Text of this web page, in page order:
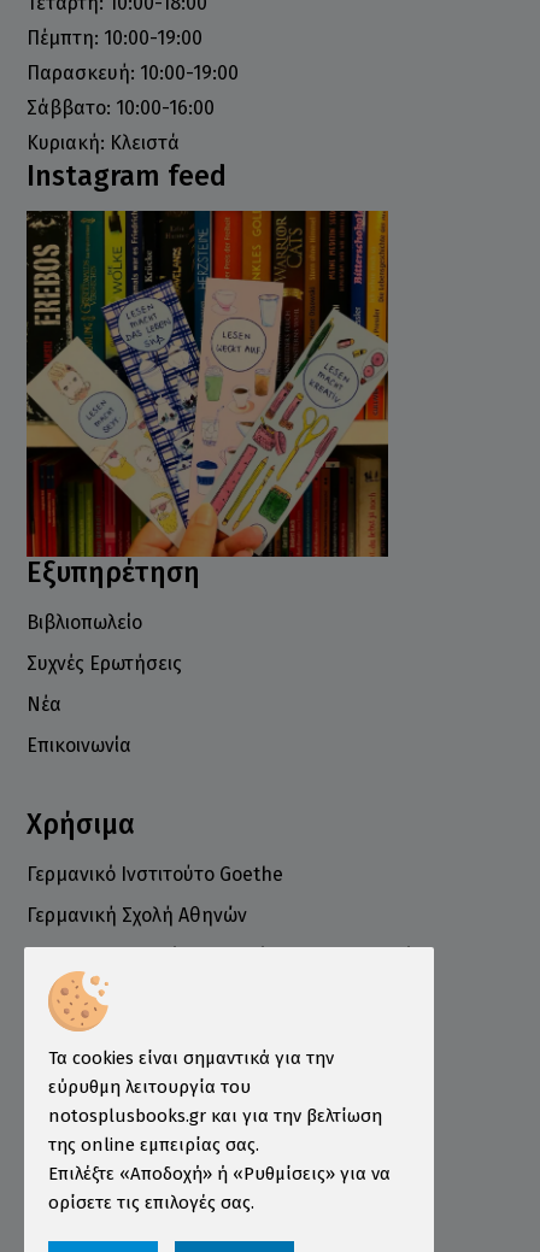
Πέμπτη: 10:00-19:00
Παρασκευή: 10:00-19:00
Σάββατο: 10:00-16:00
Κυριακή: Κλειστά
Instagram feed
Εξυπηρέτηση
Βιβλιοπωλείο
Συχνές Ερωτήσεις
Νέα
Επικοινωνία
Χρήσιμα
Γερμανικό Ινστιτούτο Goethe
Γερμανική Σχολή Αθηνών
Επιμελητήριο
Ινστιτούτο ÖSD Ελλάδας
Πληροφορίες
Τρόποι Παραγγελίας
Τρόποι Πληρωμής
Τρόποι Αποστολής
Τα cookies είναι σημαντικά για την
εύρυθμη λειτουργία του
notosplusbooks.gr και για την βελτίωση
της online εμπειρίας σας.
Επιλέξτε «Αποδοχή» ή «Ρυθμίσεις» για να
ορίσετε τις επιλογές σας.